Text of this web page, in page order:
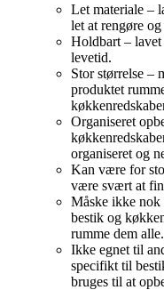
Let materiale –
let at rengøre
Holdbart –
levetid.
Stor størrelse –
produktet
Organiseret
organiseret og
Kan være for
være svært at
Måske ikke nok
bestik og
rumme dem alle.
Ikke egnet til
specifikt til
bruges til at